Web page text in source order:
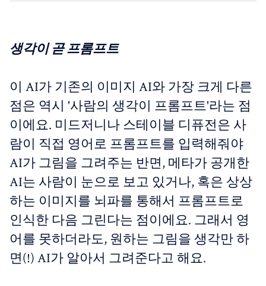
생각이 곧 프롬프트
이 AI가 기존의 이미지 AI와 가장 크게 다른
점은 역시 '사람의 생각이 프롬프트'라는 점
이에요. 미드저니나 스테이블 디퓨전은 사
람이 직접 영어로 프롬프트를 입력해줘야
AI가 그림을 그려주는 반면, 메타가 공개한
AI는 사람이 눈으로 보고 있거나, 혹은 상상
하는 이미지를 뇌파를 통해서 프롬프트로
인식한 다음 그린다는 점이에요. 그래서 영
어를 못하더라도, 원하는 그림을 생각만 하
면(!) AI가 알아서 그려준다고 해요.